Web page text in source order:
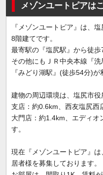
メゾンユートピアは
『メゾンユートピア』は、
8階建てです。
最寄駅の『塩尻駅』から徒歩
その他にもＪＲ中央本線『
『みどり湖駅』(徒歩54分)が
建物の周辺環境は、塩尻市
支店：約0.6km、西友塩尻西
大門店：約1.4km、エディオ
す。
現在『メゾンユートピア』
居者様を募集しております。